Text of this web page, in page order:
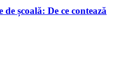
școală: De ce contează